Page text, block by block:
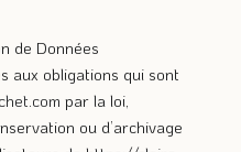
de Données
aux obligations qui sont
par la loi,
ou d’archivage